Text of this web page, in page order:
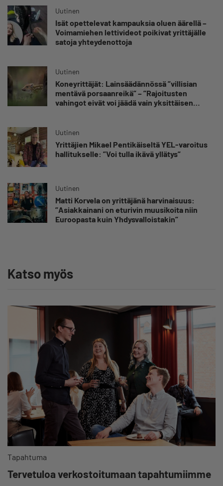
Uutinen
Isät opettelevat kampauksia oluen äärellä –
Voimamiehen lettivideot poikivat yrittäjälle
satoja yhteydenottoja
Uutinen
Koneyrittäjät: Lainsäädännössä ”villisian
mentävä porsaanreikä” – ”Rajoitusten
vahingot eivät voi jäädä vain yksittäisen
Uutinen
Yrittäjien Mikael Pentikäiseltä YEL-varoitus
hallitukselle: ”Voi tulla ikävä yllätys”
Uutinen
Matti Korvela on yrittäjänä harvinaisuus:
”Asiakkainani on eturivin muusikoita niin
Euroopasta kuin Yhdysvalloistakin”
Katso myös
Tapahtuma
Tervetuloa verkostoitumaan tapahtumiimme